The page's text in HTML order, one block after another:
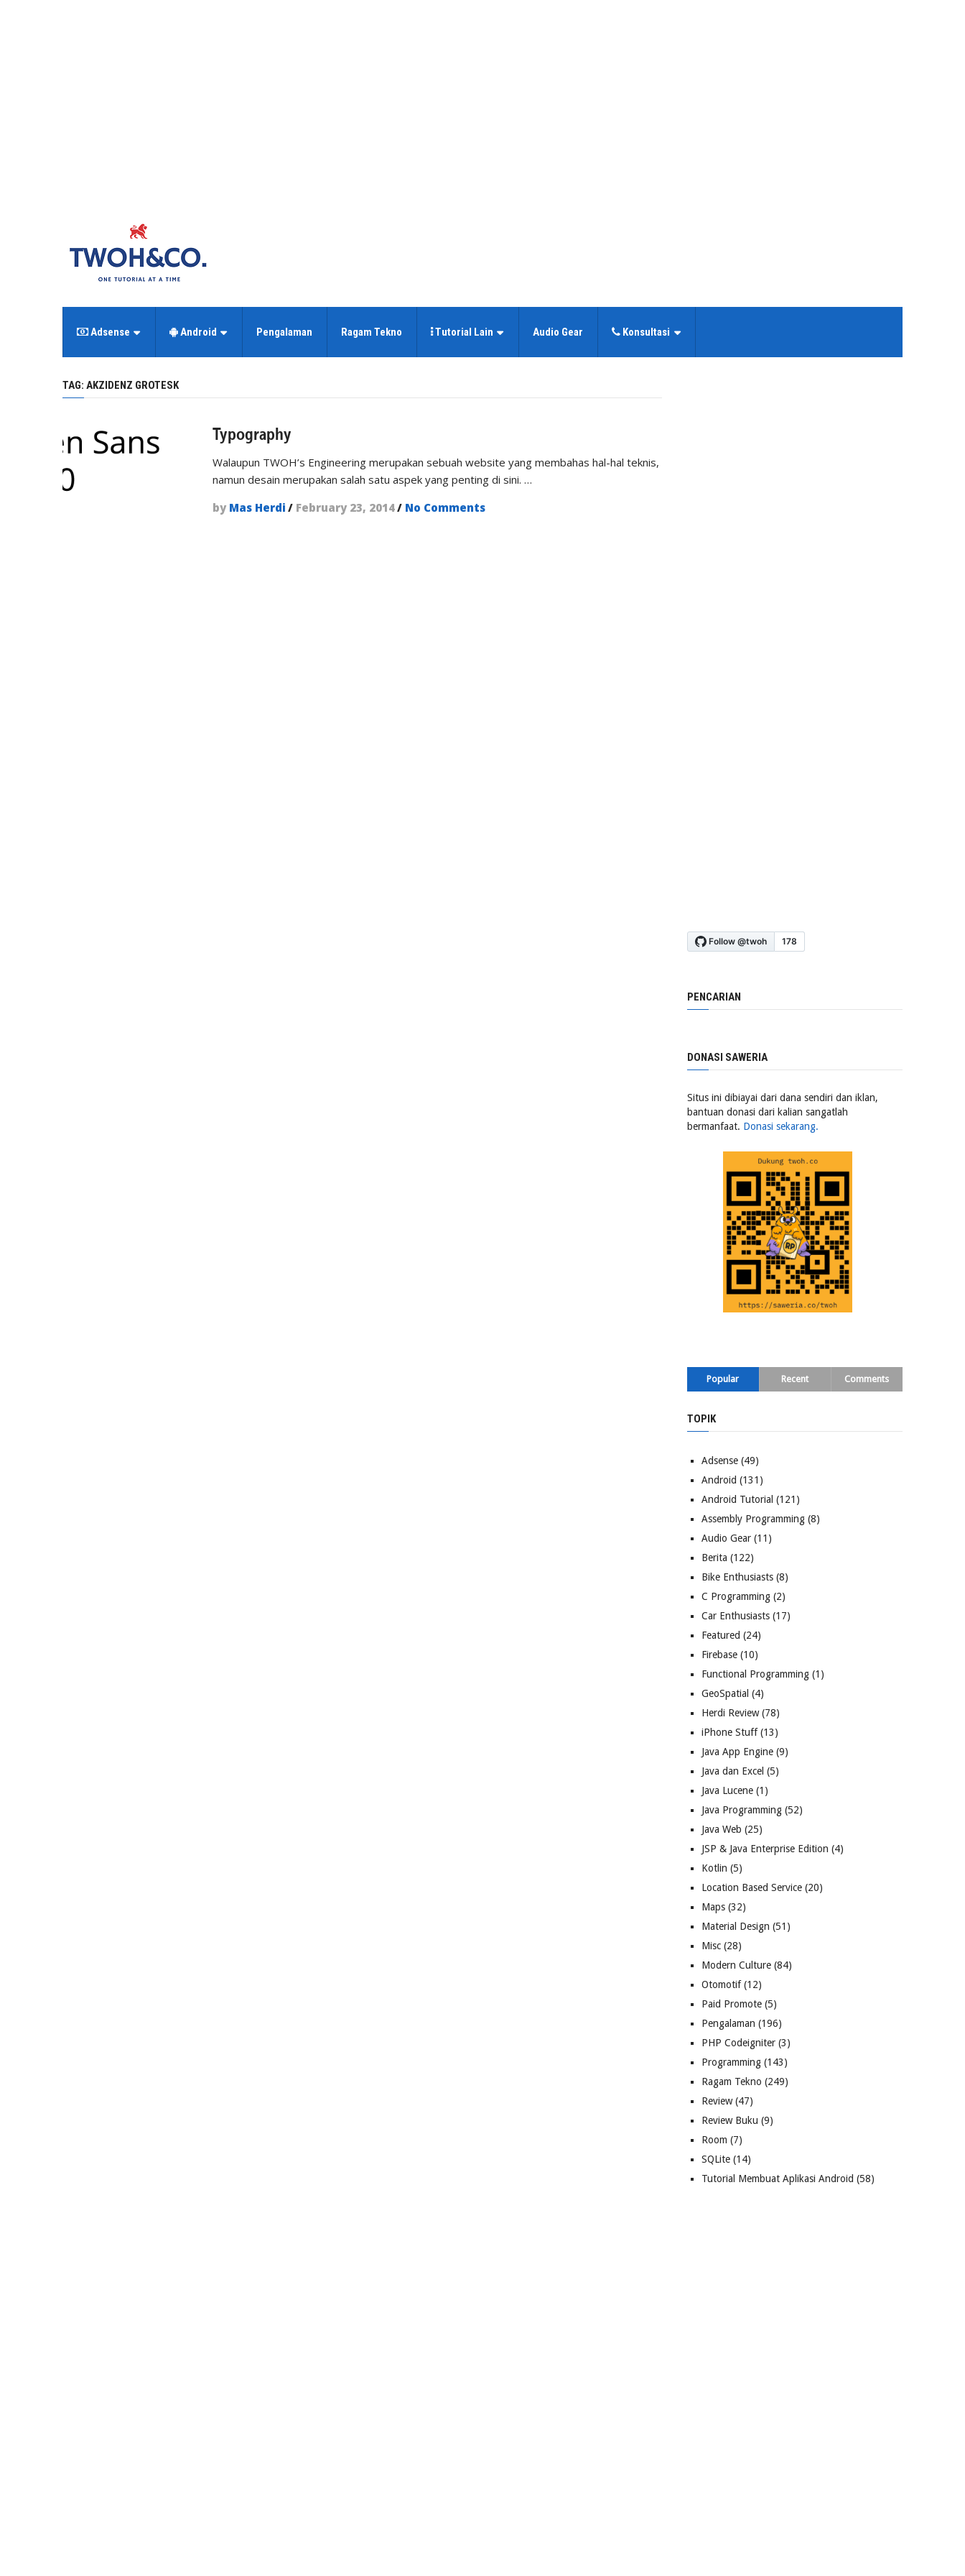
Adsense Android Pengalaman Ragam Tekno Tutorial Lain Audio Gear Konsultasi
TAG: AKZIDENZ GROTESK
Typography
Walaupun TWOH’s Engineering merupakan sebuah website yang membahas hal-hal teknis,
namun desain merupakan salah satu aspek yang penting di sini. …
by Mas Herdi / February 23, 2014/ No Comments
PENCARIAN
DONASI SAWERIA
Situs ini dibiayai dari dana sendiri dan iklan,
bantuan donasi dari kalian sangatlah
bermanfaat. Donasi sekarang.
Popular Recent Comments
TOPIK
Adsense (49)
Android (131)
Android Tutorial (121)
Assembly Programming (8)
Audio Gear (11)
Berita (122)
Bike Enthusiasts (8)
C Programming (2)
Car Enthusiasts (17)
Featured (24)
Firebase (10)
Functional Programming (1)
GeoSpatial (4)
Herdi Review(78)
iPhone Stuff(13)
Java App Engine (9)
Java dan Excel (5)
Java Lucene (1)
Java Programming (52)
Java Web (25)
JSP & Java Enterprise Edition (4)
Kotlin (5)
Location Based Service (20)
Maps (32)
Material Design (51)
Misc (28)
Modern Culture (84)
Otomotif(12)
Paid Promote (5)
Pengalaman (196)
PHP Codeigniter (3)
Programming (143)
Ragam Tekno (249)
Review(47)
Review Buku (9)
Room (7)
SQLite (14)
Tutorial Membuat Aplikasi Android (58)